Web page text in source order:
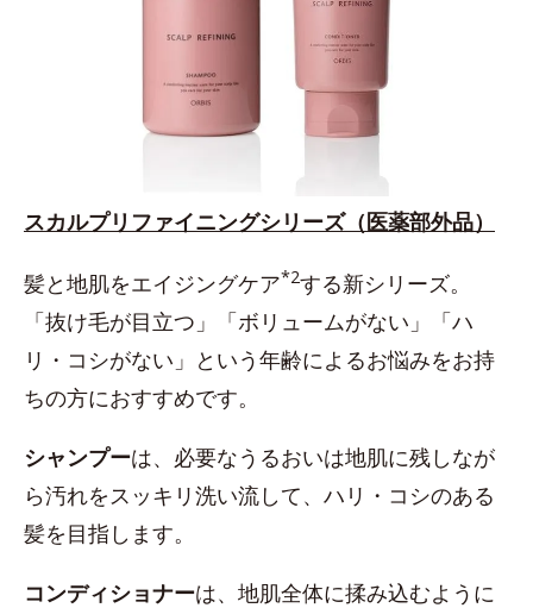
スカルプリファイニングシリーズ（医薬部外品）
髪と地肌をエイジングケア*2する新シリーズ。
「抜け毛が目立つ」「ボリュームがない」「ハ
リ・コシがない」という年齢によるお悩みをお持
ちの方におすすめです。
シャンプーは、必要なうるおいは地肌に残しなが
ら汚れをスッキリ洗い流して、ハリ・コシのある
髪を目指します。
コンディショナーは、地肌全体に揉み込むように